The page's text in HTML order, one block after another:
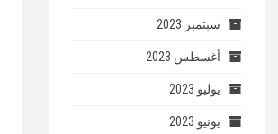
سبتمبر 2023
أغسطس 2023
يوليو 2023
يونيو 2023